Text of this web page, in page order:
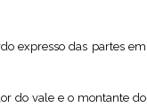
expresso das partes em
do vale e o montante do